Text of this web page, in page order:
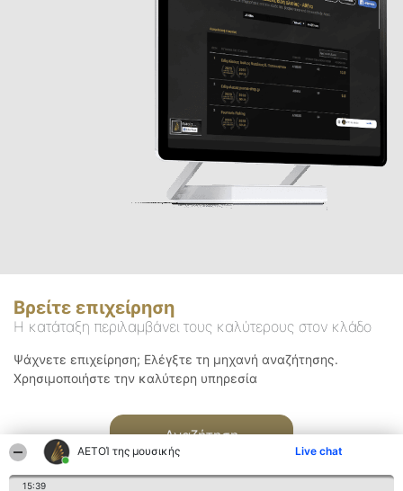
ΑΕΤΟΊ της μουσικής Live chat
15:39
Βρείτε επιχείρηση
Η κατάταξη περιλαμβάνει τους καλύτερους στον κλάδο
Ψάχνετε επιχείρηση; Ελέγξτε τη μηχανή αναζήτησης.
Χρησιμοποιήστε την καλύτερη υπηρεσία
Αναζήτηση